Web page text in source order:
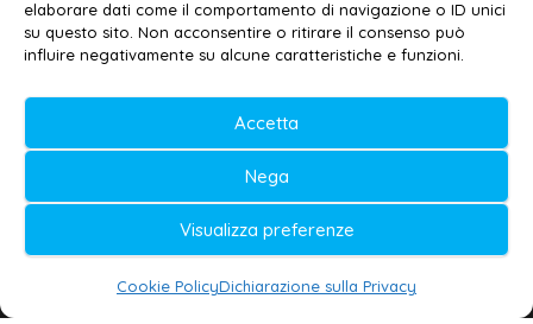
elaborare dati come il comportamento di navigazione o ID unici
su questo sito. Non acconsentire o ritirare il consenso può
influire negativamente su alcune caratteristiche e funzioni.
Accetta
Nega
Visualizza preferenze
Cookie PolicyDichiarazione sulla Privacy
Privacy policy –Cookie policy
Testata iscritta al n. 11/2020 Registro della
Stampa Tribunale di Lecce
Editore e direttore responsabile:
Daniele G. Masciullo